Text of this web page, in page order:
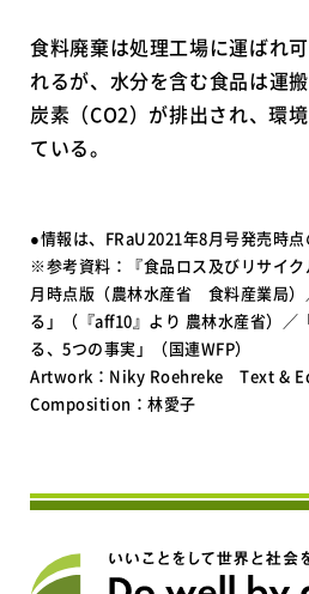
食料廃棄は処理工場に運ばれ
れるが、水分を含む食品は運
炭素（CO2）が排出され、環
ている。
●情報は、FRaU2021年8月号発売時点
※参考資料：『食品ロス及びリサイ
月時点版（農林水産省 食料産業局）
る」（『aff10』より 農林水産省）／
る、5つの事実」（国連WFP）
Artwork：Niky Roehreke Text &
Composition：林愛子